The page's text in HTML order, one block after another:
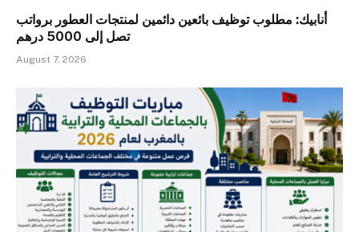
أنابيك: مطلوب توظيف بائعين دائمين لمنتجات العطور برواتب
تصل إلى 5000 درهم
August 7, 2026